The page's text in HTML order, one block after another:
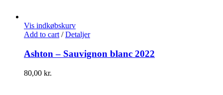
Vis indkøbskurv
Add to cart / Detaljer
Ashton – Sauvignon blanc 2022
80,00 kr.